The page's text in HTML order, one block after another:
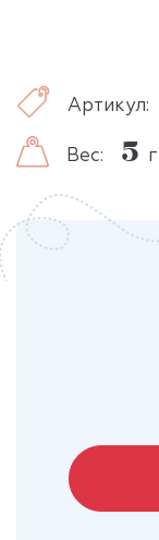
Артикул:
Вес: 5